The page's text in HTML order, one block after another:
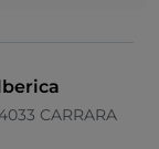
CARRARA